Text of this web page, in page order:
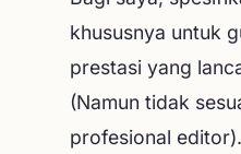
khususnya untuk
prestasi yang
(Namun tidak
profesional editor).